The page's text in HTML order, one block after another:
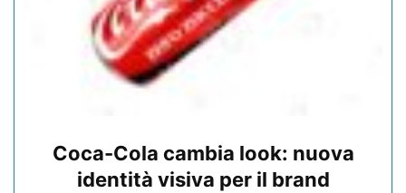
Coca-Cola cambia look: nuova
identità visiva per il brand